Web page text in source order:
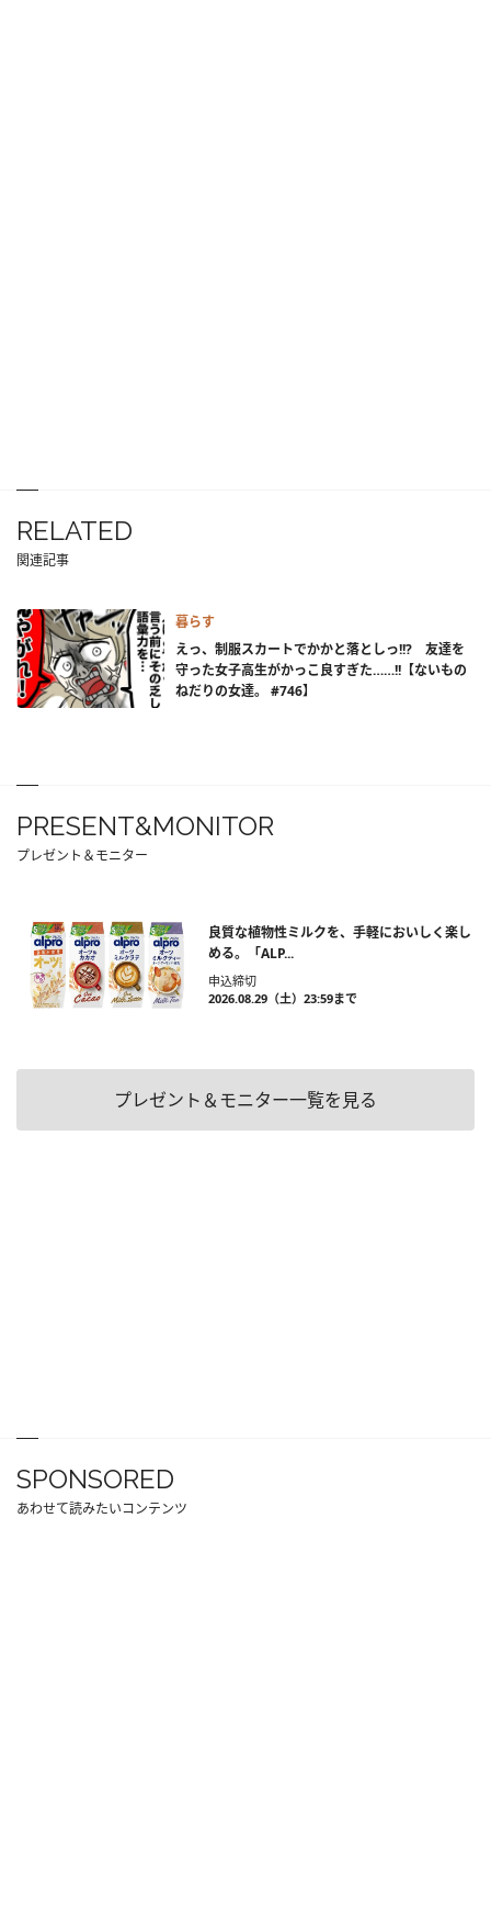
RELATED
関連記事
暮らす
えっ、制服スカートでかかと落としっ!!? 友達を
守った女子高生がかっこ良すぎた……!!【ないもの
ねだりの女達。 #746】
PRESENT&MONITOR
プレゼント＆モニター
良質な植物性ミルクを、手軽においしく楽し
める。「ALP...
申込締切
2026.08.29（土）23:59まで
プレゼント＆モニター一覧を見る
SPONSORED
あわせて読みたいコンテンツ